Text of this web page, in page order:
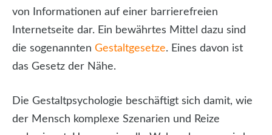
von Informationen auf einer barrierefreien
Internetseite dar. Ein bewährtes Mittel dazu sind
die sogenannten Gestaltgesetze. Eines davon ist
das Gesetz der Nähe.
Die Gestaltpsychologie beschäftigt sich damit, wie
der Mensch komplexe Szenarien und Reize